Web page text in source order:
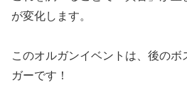
が変化します。
このオルガンイベントは、後のボ
ガーです！